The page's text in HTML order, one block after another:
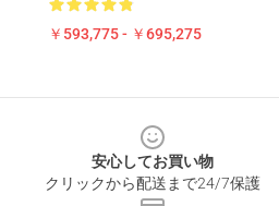
￥593,775 - ￥695,275
安心してお買い物
クリックから配送まで24/7保護